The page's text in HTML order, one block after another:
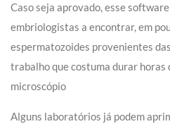
Caso seja aprovado, esse
embriologistas a encontrar, em
espermatozoides provenientes
trabalho que costuma durar horas
microscópio
Alguns laboratórios já podem